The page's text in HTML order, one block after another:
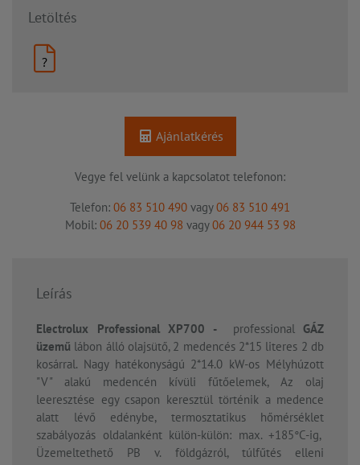
Letöltés
?
Ajánlatkérés
Vegye fel velünk a kapcsolatot telefonon:
Telefon: 06 83 510 490 vagy06 83 510 491
Mobil: 06 20 539 40 98 vagy06 20 944 53 98
Leírás
Electrolux Professional XP700 - professional GÁZ
üzemű lábon álló olajsütő, 2 medencés 2*15 literes 2 db
kosárral. Nagy hatékonyságú 2*14.0 kW-os Mélyhúzott
"V" alakú medencén kívüli fűtőelemek, Az olaj
leeresztése egy csapon keresztül történik a medence
alatt lévő edénybe, termosztatikus hőmérséklet
szabályozás oldalanként külön-külön: max. +185°C-ig,
Üzemeltethető PB v. földgázról, túlfűtés elleni